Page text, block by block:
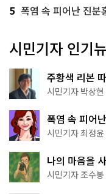
5 폭염 속 피어난 진분
시민기자 인기
주황색 리본
서울둘레길 15
시민기자 박상현
폭염 속 피어
무 명소
시민기자 최정윤
나의 마음을
상작 공개!
시민기자 조수봉